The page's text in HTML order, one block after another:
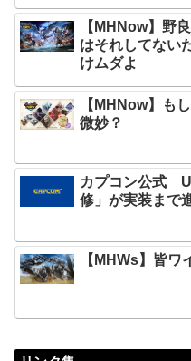
【MHNow】野
はそれしてない
けムダよ
【MHNow】も
微妙？
カプコン公式
修」が実装まで
【MHWs】皆ワ